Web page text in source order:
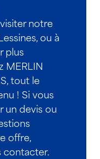
notre
ou à
plus
MERLIN
tout le
! Si vous
un devis ou
offre,
contacter.